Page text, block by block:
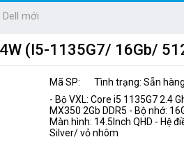
mới
(I5-1135G7/ 16Gb/
Mã SP:
Tình trạng: Sẵn
- Bộ VXL: Core i5 1135G7 2.4
MX350 2Gb DDR5 - Bộ nhớ:
Màn hình: 14.5Inch QHD - Hệ
Silver/ vỏ nhôm